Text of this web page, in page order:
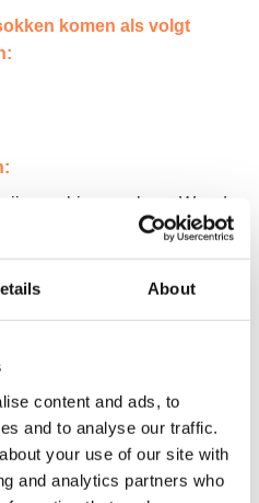
About
content and ads, to
and to analyse our traffic.
your use of our site with
and analytics partners who
komen als volgt
machine wasbaar. Was de
zachte cyclus om de
op het droogrek laten
de droger.
ook niet. Dit kan namelijk de
het creëren van de beste